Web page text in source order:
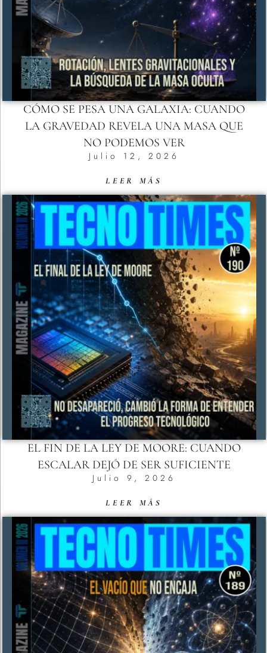
CÓMO SE PESA UNA GALAXIA: CUANDO
LA GRAVEDAD REVELA UNA MASA QUE
NO PODEMOS VER
Julio 12, 2026
LEER MÁS
EL FIN DE LA LEY DE MOORE: CUANDO
ESCALAR DEJÓ DE SER SUFICIENTE
Julio 9, 2026
LEER MÁS